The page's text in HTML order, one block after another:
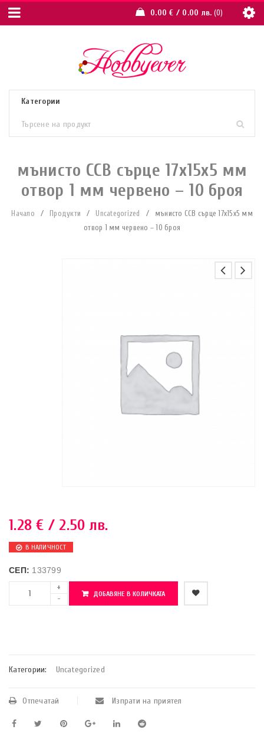
0.00€ / 0.00 лв. 0
мънисто ССВ сърце 17x15x5 мм
отвор 1 мм червено – 10 броя
Начало / Продукти / Uncategorized /
мънисто ССВ сърце 17x15x5 мм
отвор 1 мм червено – 10 броя
1.28€ / 2.50 лв.
В НАЛИЧНОСТ
СЕП: 133799
ДОБАВЯНЕ В КОЛИЧКАТА
Категории: Uncategorized
Отпечатай Изпрати на приятел